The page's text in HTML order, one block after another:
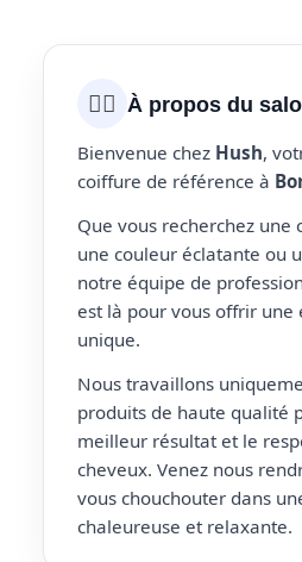
💇‍♀️ À propos du
Bienvenue chez Hush,
coiffure de référence à
Que vous recherchez une
une couleur éclatante ou
notre équipe de
est là pour vous offrir une
unique.
Nous travaillons
produits de haute qualité
meilleur résultat et le
cheveux. Venez nous
vous chouchouter dans
chaleureuse et relaxante.